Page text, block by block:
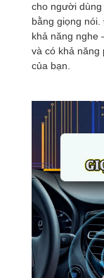
cho người
bằng giọng
khả năng nghe
và có khả năng
của bạn.